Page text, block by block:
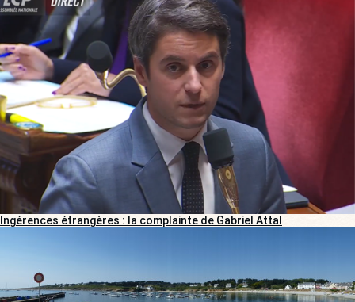
Ingérences étrangères : la complainte de Gabriel Attal